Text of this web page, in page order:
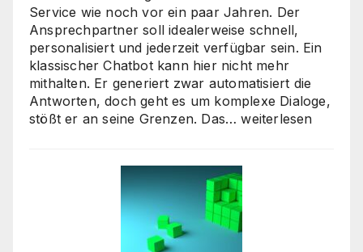
Service wie noch vor ein paar Jahren. Der
Ansprechpartner soll idealerweise schnell,
personalisiert und jederzeit verfügbar sein. Ein
klassischer Chatbot kann hier nicht mehr
mithalten. Er generiert zwar automatisiert die
Antworten, doch geht es um komplexe Dialoge,
stößt er an seine Grenzen. Das…Interaktive
Wie
digitale
Assistenten
weiterlesen